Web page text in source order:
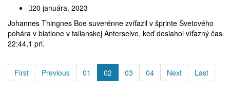
20 januára, 2023
Johannes Thingnes Boe suverénne zvíťazil v šprinte Svetového
pohára v biatlone v talianskej Anterselve, keď dosiahol víťazný čas
22:44,1 pri.
First Previous 01 02 03 04 Next Last